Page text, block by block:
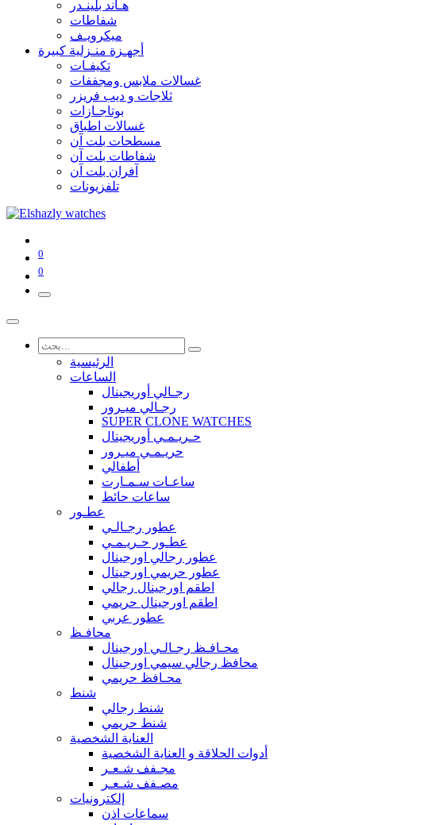
هـاند بلينـدر
شفاطات
ميكرويـف
أجهـزة منـزلية كبيرة
تكيفـات
غسالات ملابس ومجففات
ثلاجات و ديب فريزر
بوتاجـازات
غسالات اطباق
مسطحات بلت آن
شفاطات بلت آن
آفران بلت آن
تلفزيونات
0
0
الرئيسية
الساعات
رجـالي أوريجينال
رجـالي ميـرور
SUPER CLONE WATCHES
حـريـمـي أوريجينال
حريـمـي ميـرور
أطفالي
ساعـات سـمـارت
ساعات حائط
عطـور
عطور رجـالـي
عطـور حـريـمـي
عطور رجالي اورجينال
عطور حريمي اورجينال
اطقم اورجينال رجالي
اطقم اورجينال حريمي
عطور عربي
محافـظ
محـافـظ رجـالـي اورجينال
محافظ رجالي سيمي اورجينال
محـافظ حريمي
شنط
شنط رجالي
شنط حريمي
العناية الشخصية
أدوات الحلاقة و العناية الشخصية
مجـفف شـعـر
مصـفف شـعـر
إلكترونيات
سماعات اذن